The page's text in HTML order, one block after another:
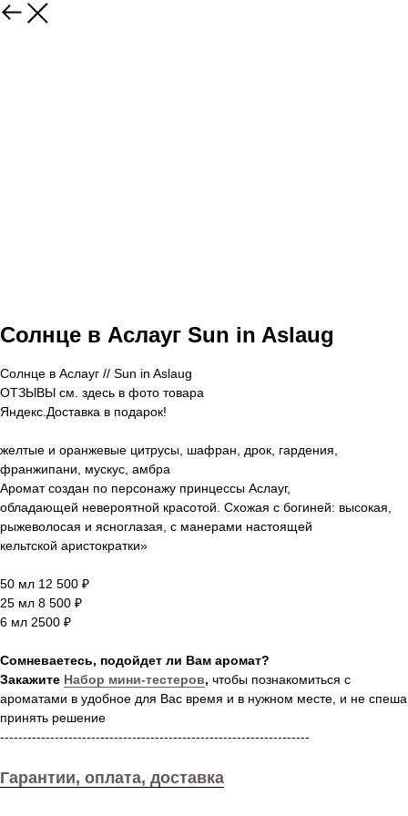
Солнце в Аслауг Sun in Aslaug
Солнце в Аслауг // Sun in Aslaug
ОТЗЫВЫ см. здесь в фото товара
Яндекс.Доставка в подарок!
желтые и оранжевые цитрусы, шафран, дрок, гардения,
франжипани, мускус, амбра
Аромат создан по персонажу принцессы Аслауг,
обладающей невероятной красотой. Схожая с богиней: высокая,
рыжеволосая и ясноглазая, с манерами настоящей
кельтской аристократки»
50 мл 12 500 ₽
25 мл 8 500 ₽
6 мл 2500 ₽
Сомневаетесь, подойдет ли Вам аромат?
Закажите Набор мини-тестеров, чтобы познакомиться с
ароматами в удобное для Вас время и в нужном месте, и не спеша
принять решение
--------------------------------------------------------------------
Гарантии, оплата, доставка